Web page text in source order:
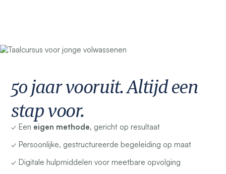
50 jaar vooruit. Altijd een
stap voor.
✓ Een eigen methode, gericht op resultaat
✓ Persoonlijke, gestructureerde begeleiding op maat
✓ Digitale hulpmiddelen voor meetbare opvolging